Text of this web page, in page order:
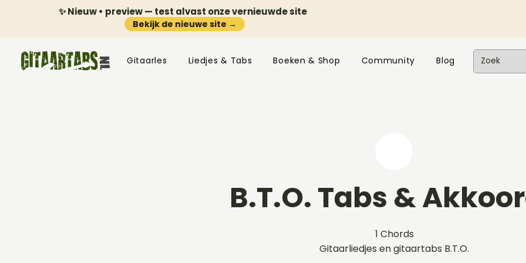
✨ Nieuw • preview — test alvast onze vernieuwde site
Bekijk de nieuwe site →
Gitaarles Liedjes & Tabs Boeken & Shop Community Blog
B.T.O. Tabs &
1 Chords
Gitaarliedjes en gitaartabs B.T.O.